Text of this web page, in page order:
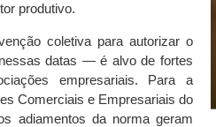
produtivo.
coletiva para autorizar o
datas — é alvo de fortes
empresariais. Para a
Comerciais e Empresariais do
adiamentos da norma geram